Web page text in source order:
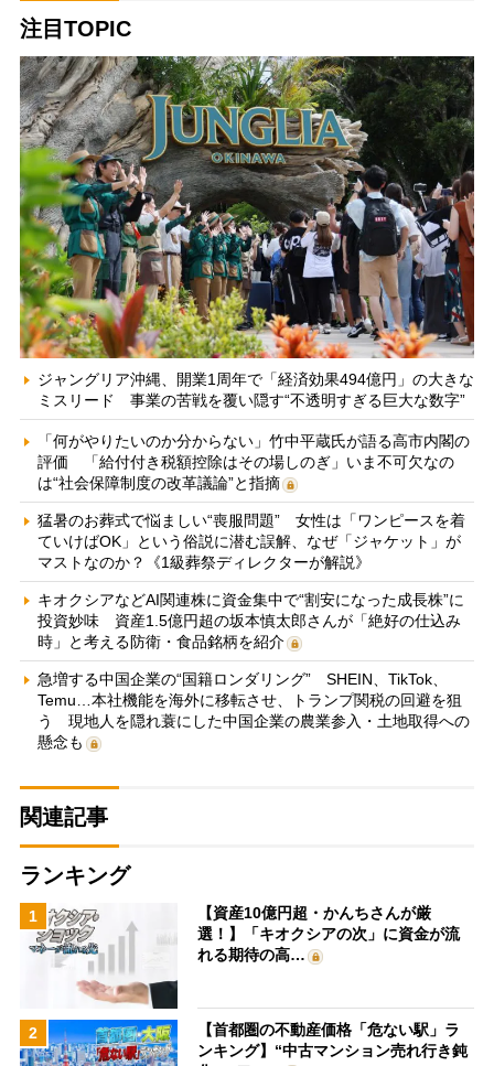
注目TOPIC
ジャングリア沖縄、開業1周年で「経済効果494億円」の大きな
ミスリード 事業の苦戦を覆い隠す“不透明すぎる巨大な数字”
「何がやりたいのか分からない」竹中平蔵氏が語る高市内閣の
評価 「給付付き税額控除はその場しのぎ」いま不可欠なの
は“社会保障制度の改革議論”と指摘
猛暑のお葬式で悩ましい“喪服問題” 女性は「ワンピースを着
ていけばOK」という俗説に潜む誤解、なぜ「ジャケット」が
マストなのか？《1級葬祭ディレクターが解説》
キオクシアなどAI関連株に資金集中で“割安になった成長株”に
投資妙味 資産1.5億円超の坂本慎太郎さんが「絶好の仕込み
時」と考える防衛・食品銘柄を紹介
急増する中国企業の“国籍ロンダリング” SHEIN、TikTok、
Temu…本社機能を海外に移転させ、トランプ関税の回避を狙
う 現地人を隠れ蓑にした中国企業の農業参入・土地取得への
懸念も
関連記事
ランキング
1
【資産10億円超・かんちさんが厳
選！】「キオクシアの次」に資金が流
れる期待の高…
2
【首都圏の不動産価格「危ない駅」ラ
ンキング】“中古マンション売れ行き鈍